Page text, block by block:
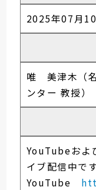
2025年07月
唯 美津木（
ンター 教授）
YouTubeおよ
イブ配信中で
YouTube